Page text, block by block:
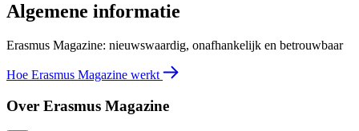
Algemene informatie
Erasmus Magazine: nieuwswaardig, onafhankelijk en betrouwbaar
Hoe Erasmus Magazine werkt
Over Erasmus Magazine